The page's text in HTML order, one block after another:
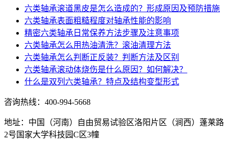
六类轴承滚道黑皮是怎么造成的？形成原因及预防措施
六类轴承表面粗糙程度对轴承性能的影响
精密六类轴承日常保养方法步骤及注意事项
六类轴承怎么用热油清洗？滚油清理方法
六类轴承怎么判断正反装？判断方法及区别
六类轴承滚动体烧伤是什么原因？如何解决？
什么是双列六类轴承？特点及结构变型形式
咨询热线： 400-994-5668
地址：中国（河南）自由贸易试验区洛阳片区（涧西）蓬莱路
2号国家大学科技园C区3幢